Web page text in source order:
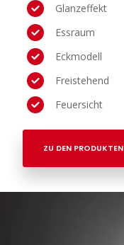
Glanzeffekt
Essraum
Eckmodell
Freistehend
Feuersicht
ZU DEN PRODUKTEN